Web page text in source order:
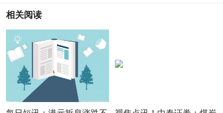
相关阅读